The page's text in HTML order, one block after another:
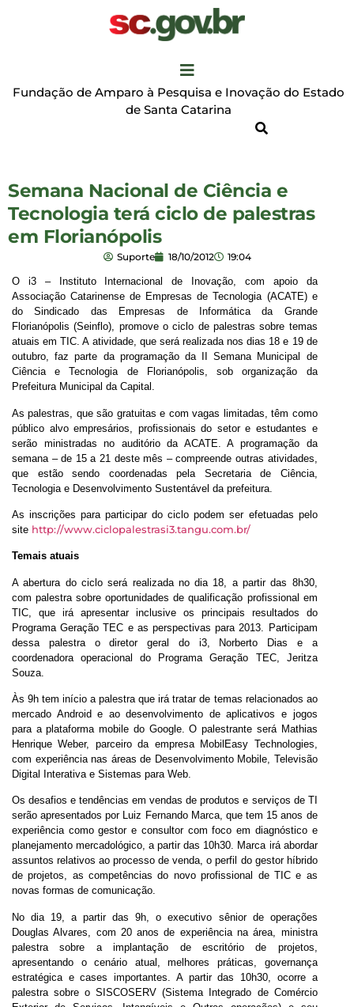
Fundação de Amparo à Pesquisa e Inovação do Estado
de Santa Catarina
Semana Nacional de Ciência e
Tecnologia terá ciclo de palestras
em Florianópolis
Suporte 18/10/2012 19:04
O i3 – Instituto Internacional de Inovação, com apoio da
Associação Catarinense de Empresas de Tecnologia (ACATE) e
do Sindicado das Empresas de Informática da Grande
Florianópolis (Seinflo), promove o ciclo de palestras sobre temas
atuais em TIC. A atividade, que será realizada nos dias 18 e 19 de
outubro, faz parte da programação da II Semana Municipal de
Ciência e Tecnologia de Florianópolis, sob organização da
Prefeitura Municipal da Capital.
As palestras, que são gratuitas e com vagas limitadas, têm como
público alvo empresários, profissionais do setor e estudantes e
serão ministradas no auditório da ACATE. A programação da
semana – de 15 a 21 deste mês – compreende outras atividades,
que estão sendo coordenadas pela Secretaria de Ciência,
Tecnologia e Desenvolvimento Sustentável da prefeitura.
As inscrições para participar do ciclo podem ser efetuadas pelo
site http://www.ciclopalestrasi3.tangu.com.br/
Temais atuais
A abertura do ciclo será realizada no dia 18, a partir das 8h30,
com palestra sobre oportunidades de qualificação profissional em
TIC, que irá apresentar inclusive os principais resultados do
Programa Geração TEC e as perspectivas para 2013. Participam
dessa palestra o diretor geral do i3, Norberto Dias e a
coordenadora operacional do Programa Geração TEC, Jeritza
Souza.
Às 9h tem início a palestra que irá tratar de temas relacionados ao
mercado Android e ao desenvolvimento de aplicativos e jogos
para a plataforma mobile do Google. O palestrante será Mathias
Henrique Weber, parceiro da empresa MobilEasy Technologies,
com experiência nas áreas de Desenvolvimento Mobile, Televisão
Digital Interativa e Sistemas para Web.
Os desafios e tendências em vendas de produtos e serviços de TI
serão apresentados por Luiz Fernando Marca, que tem 15 anos de
experiência como gestor e consultor com foco em diagnóstico e
planejamento mercadológico, a partir das 10h30. Marca irá abordar
assuntos relativos ao processo de venda, o perfil do gestor híbrido
de projetos, as competências do novo profissional de TIC e as
novas formas de comunicação.
No dia 19, a partir das 9h, o executivo sênior de operações
Douglas Alvares, com 20 anos de experiência na área, ministra
palestra sobre a implantação de escritório de projetos,
apresentando o cenário atual, melhores práticas, governança
estratégica e cases importantes. A partir das 10h30, ocorre a
palestra sobre o SISCOSERV (Sistema Integrado de Comércio